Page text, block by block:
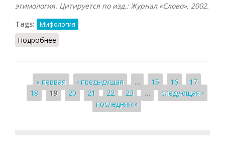
этимология. Цитируется по изд.: Журнал «Слово», 2002.
Tags:
Мифология
Подробнее
Страницы
« первая ‹ предыдущая … 15 16
17
18
19 20 21 22 23 …
следующая ›
последняя »